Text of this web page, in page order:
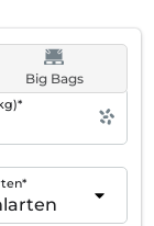
Big Bags